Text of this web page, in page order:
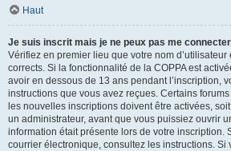
Haut
Je suis inscrit mais je ne peux pas me
Vérifiez en premier lieu que votre nom
corrects. Si la fonctionnalité de la COPPA est
avoir en dessous de 13 ans pendant l’inscription,
instructions que vous avez reçues. Certains
les nouvelles inscriptions doivent être activées,
un administrateur, avant que vous puissiez ouvrir
information était présente lors de votre inscription.
courrier électronique, consultez les instructions. Si